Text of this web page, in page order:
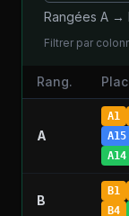
Rangées A →
Filtrer par
Rang.
A
A1
A15
A14
B
B1
B4